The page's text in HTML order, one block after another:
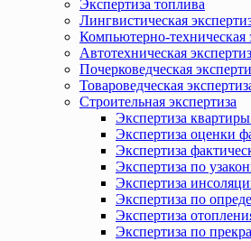
Экспертиза топлива
Лингвистическая
Компьютерно-техническая
Автотехническая
Почерковедческая
Товароведческая
Строительная экспертиза
Экспертиза
Экспертиза оценки
Экспертиза
Экспертиза по
Экспертиза
Экспертиза по
Экспертиза
Экспертиза по